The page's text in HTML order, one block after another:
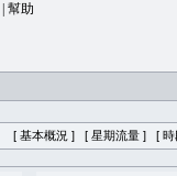
幫助
[ 基本概況 ] [ 星期流量 ] [ 時